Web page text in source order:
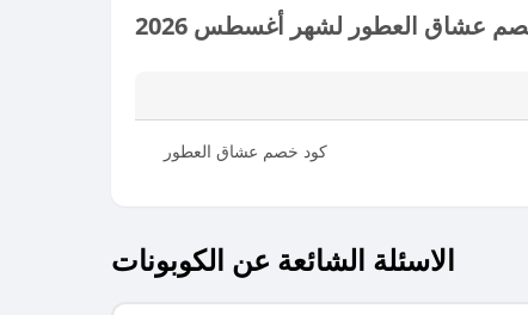
عشاق العطور لشهر أغسطس 2026
كود خصم عشاق العطور
الاسئلة الشائعة عن الكوبونات